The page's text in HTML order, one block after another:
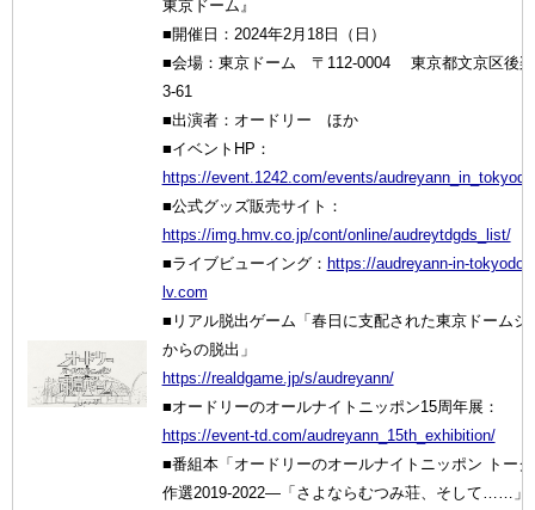
東京ドーム』
■開催日：2024年2月18日（日）
■会場：東京ドーム 〒112-0004 東京都文京区後
3-61
■出演者：オードリー ほか
■イベントHP：
https://event.1242.com/events/
■公式グッズ販売サイト：
https://img.hmv.co.jp/cont/online/audreytdgds_list/
■ライブビューイング： https://audreyann-in-
lv.com
■リアル脱出ゲーム「春日に支配された東京ドームシ
からの脱出」
https://realdgame.jp/s/audreyann/
■オードリーのオールナイトニッポン15周年展：
https://event-td.com/audreyann_15th_exhibition/
■番組本「オードリーのオールナイトニッポン トー
作選2019-2022―「さよならむつみ荘、そして……」